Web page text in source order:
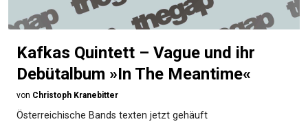
Kafkas Quintett – Vague und ihr
Debütalbum »In The Meantime«
von Christoph Kranebitter
Österreichische Bands texten jetzt gehäuft